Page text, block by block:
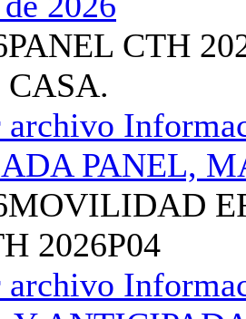
PANEL CTH
CASA.
MOVILIDAD
2026P04